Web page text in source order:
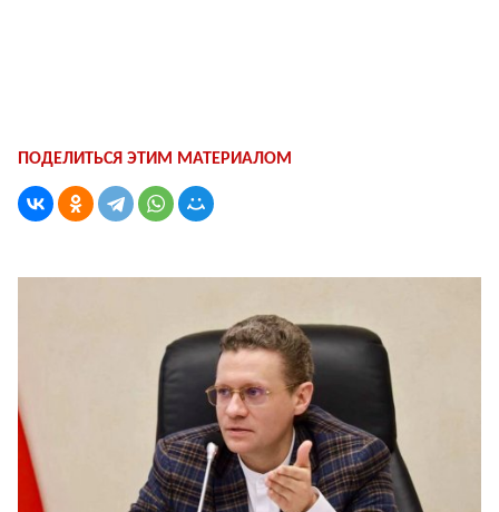
ПОДЕЛИТЬСЯ ЭТИМ МАТЕРИАЛОМ